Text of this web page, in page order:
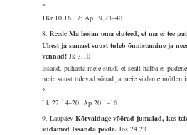
*
1Kr 10,16.17; Ap 19,23–40
8. ReedeMa hoian oma eluteed, et ma ei tee
Ühest ja samast suust tuleb õnnistamine ja
vennad!Jk 3,10
Issand, puhasta meie suud, et sealt halba ei
meie suust tulevad sõnad ja meie südame
*
Lk 22,14–20; Ap 20,1–16
9. LaupäevKõrvaldage võõrad jumalad, kes
südamed Issanda poole.Jos 24,23